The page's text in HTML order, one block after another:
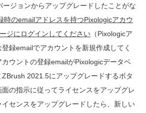
ジョンからアップグレードしたことがな
時のemailアドレスを持つPixologicアカウ
ジにログインしてください （Pixologicア
録emailでアカウントを新規作成してく
ウントの登録emailがPixologicデータベ
2021.5にアップグレードするボタ
の指示に従ってライセンスをアップグレ
センスをアップグレードしたら、新しい